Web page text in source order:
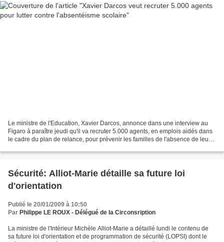
Le ministre de l'Education, Xavier Darcos, annonce dans une interview au
Figaro à paraître jeudi qu'il va recruter 5.000 agents, en emplois aidés dans
le cadre du plan de relance, pour prévenir les familles de l'absence de leurs
Sécurité: Alliot-Marie détaille sa future loi
d'orientation
Publié le 20/01/2009 à 10:50
Par Philippe LE ROUX - Délégué de la Circonsription
La ministre de l'Intérieur Michèle Alliot-Marie a détaillé lundi le contenu de
sa future loi d'orientation et de programmation de sécurité (LOPSI) dont le